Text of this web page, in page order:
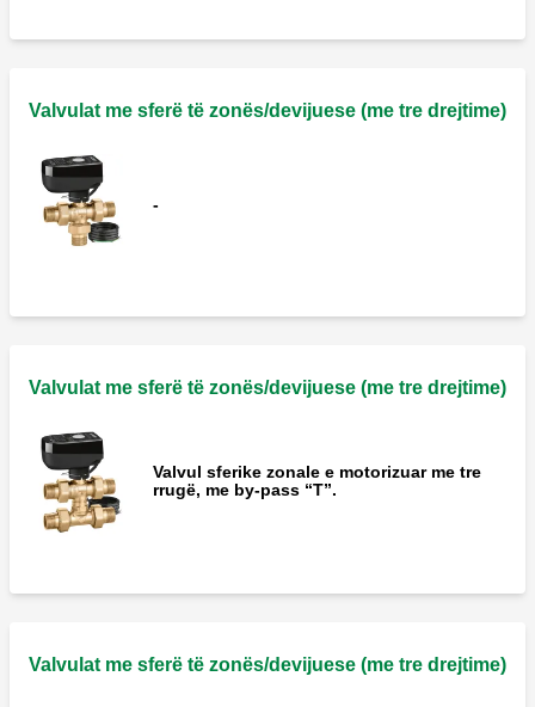
Valvulat me sferë të zonës/devijuese (me tre drejtime)
-
Valvulat me sferë të zonës/devijuese (me tre drejtime)
Valvul sferike zonale e motorizuar me tre
rrugë, me by-pass “T”.
Valvulat me sferë të zonës/devijuese (me tre drejtime)